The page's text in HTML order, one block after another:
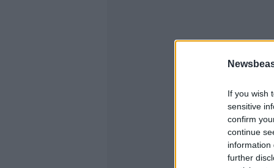
If you wish
sensitive
confirm
continue
information
further